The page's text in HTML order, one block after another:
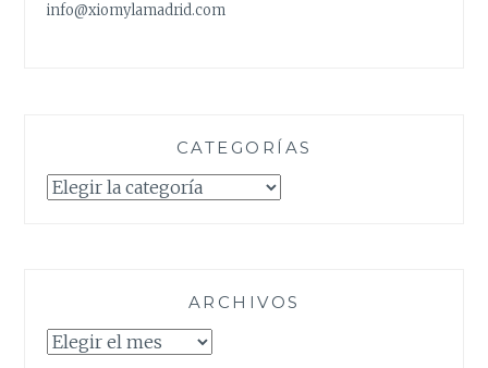
info@xiomylamadrid.com
CATEGORÍAS
Categorías
ARCHIVOS
Archivos